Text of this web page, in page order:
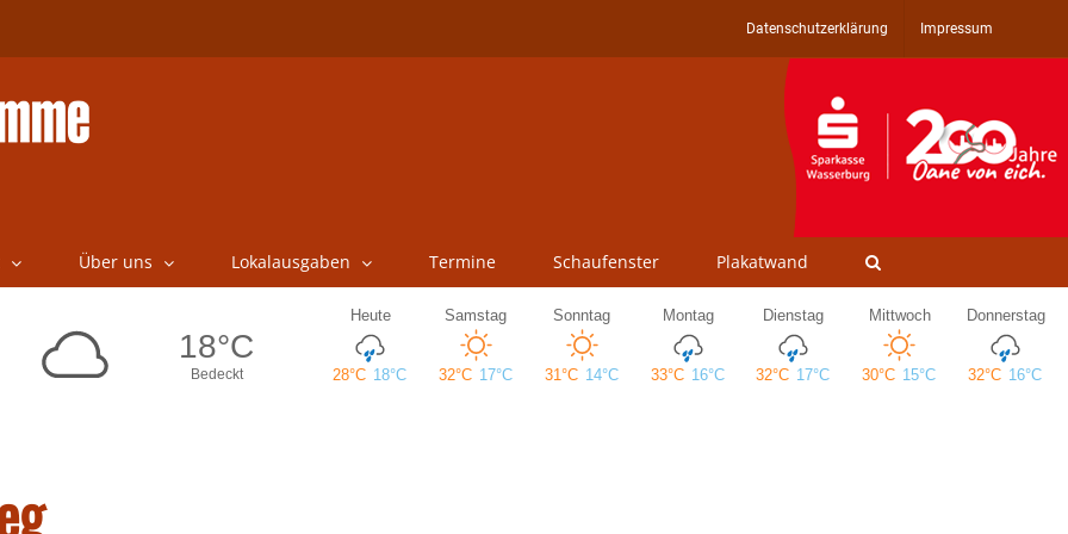
Datenschutzerklärung Impressum
Über uns Lokalausgaben Termine Schaufenster Plakatwand